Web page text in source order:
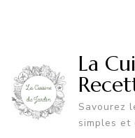
La
Savourez
simples et